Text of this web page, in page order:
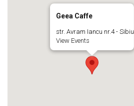
Geea Caffe
str. Avram Iancu nr.4 - Sibiu
View Events